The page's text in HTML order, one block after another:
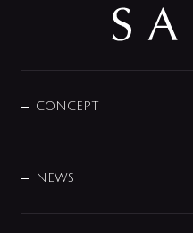
CONCEPT
DESIGN
NEWS